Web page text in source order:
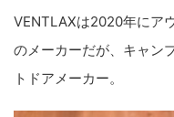
VENTLAXは2020年にア
のメーカーだが、キャン
トドアメーカー。